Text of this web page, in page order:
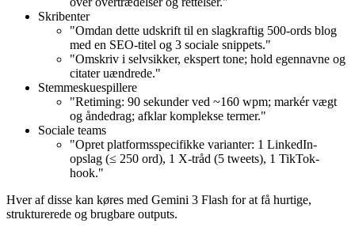
Skribenter
"Omdan dette udskrift til en slagkraftig 500-ords blog
med en SEO-titel og 3 sociale snippets."
"Omskriv i selvsikker, ekspert tone; hold egennavne og
citater uændrede."
Stemmeskuespillere
"Retiming: 90 sekunder ved ~160 wpm; markér vægt
og åndedrag; afklar komplekse termer."
Sociale teams
"Opret platformsspecifikke varianter: 1 LinkedIn-
opslag (≤ 250 ord), 1 X-tråd (5 tweets), 1 TikTok-
hook."
Hver af disse kan køres med Gemini 3 Flash for at få hurtige,
strukturerede og brugbare outputs.